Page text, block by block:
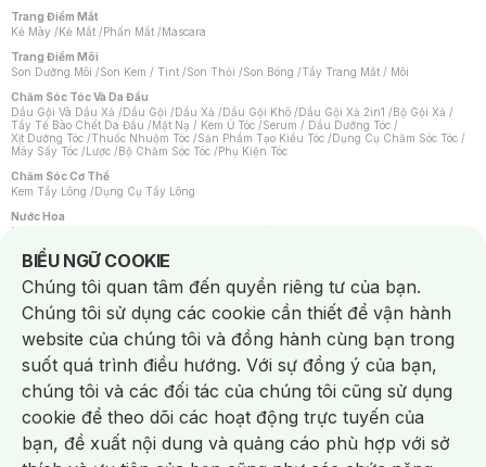
Trang Điểm Mắt
Kẻ Mày /Kẻ Mắt /Phấn Mắt /Mascara
Trang Điểm Môi
Son Dưỡng Môi /Son Kem / Tint /Son Thỏi /Son Bóng /Tẩy Trang Mắt / Môi
Chăm Sóc Tóc Và Da Đầu
Dầu Gội Và Dầu Xả /Dầu Gội /Dầu Xả /Dầu Gội Khô /Dầu Gội Xả 2in1 /Bộ Gội Xả /
Tẩy Tế Bào Chết Da Đầu /Mặt Nạ / Kem Ủ Tóc /Serum / Dầu Dưỡng Tóc /
Xịt Dưỡng Tóc /Thuốc Nhuộm Tóc /Sản Phẩm Tạo Kiểu Tóc /Dụng Cụ Chăm Sóc Tóc /
Máy Sấy Tóc /Lược /Bộ Chăm Sóc Tóc /Phụ Kiện Tóc
Chăm Sóc Cơ Thể
Kem Tẩy Lông /Dụng Cụ Tẩy Lông
Nước Hoa
Nước Hoa Nữ
Chăm Sóc Cá Nhân
Chống Muỗi /Khẩu Trang /Máy Massage/Mặt Nạ Xông Hơi /Nước Rửa Tay/
Sản Phẩm Chăm Sóc Khác /Bàn Chải Đánh Răng /Bàn Chải Điện/
Hỗ Trợ Trắng Răng/Kem Đánh Răng /Máy Tăm Nước/ Nước Súc Miệng/
Tăm / Chỉ Nha Khoa/ Xịt Thơm Miệng / Dung Dịch Vệ Sinh/Dưỡng Vùng Kín/
Khăn Ướt Vệ Sinh Vùng Kín/Băng Vệ Sinh/Tampon/Bọt Cạo Râu /Dao Cạo Râu/
Máy Cạo Râu
Vấn Đề Về Da
Da Dầu / Lỗ Chân Lông To/ Da Khô / Mất Nước/ Da Lão Hóa/ Da Mụn/
Da Nhạy Cảm / Kích Ứng
Da Xỉn Màu Thâm / Nám / Tàn Nhang
Quầng Thâm & Bọng Mắt /Sẹo /Viêm Da Cơ Địa
Dụng Cụ / Phụ Kiện Chăm Sóc Da
Bông Tẩy Trang
Khăn Lau Mặt Khô Dụng Cụ / Máy Rửa Mặt Máy Chăm Sóc Da
BIỂU NGỮ COOKIE
Notice about cookies usage
Chúng tôi quan tâm đến quyền riêng tư của bạn.
Chúng tôi sử dụng các cookie cần thiết để vận hành
website của chúng tôi và đồng hành cùng bạn trong
suốt quá trình điều hướng. Với sự đồng ý của bạn,
chúng tôi và các đối tác của chúng tôi cũng sử dụng
cookie để theo dõi các hoạt động trực tuyến của
bạn, đề xuất nội dung và quảng cáo phù hợp với sở